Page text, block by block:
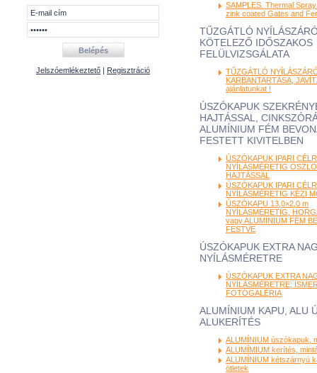
Jelszóemlékeztető | Regisztráció
SAMPLES. Thermal
zink coated Gates and
TŰZGÁTLÓ
KÖTELEZŐ IDŐSZAKOS
FELÜLVIZSGÁLATA
TŰZGÁTLÓ
KARBANTARTÁSA,
ajánlatunkat !
ÚSZÓKAPUK
HAJTÁSSAL,
ALUMÍNIUM FÉM
FESTETT KIVITELBEN
ÚSZÓKAPUK IPARI
NYÍLÁSMÉRETIG
HAJTÁSSAL
ÚSZÓKAPUK IPARI
NYÍLÁSMÉRETIG KÉZI
ÚSZÓKAPU 13,0×2,0 m
NYÍLÁSMÉRETIG,
vagy ALUMÍNIUM FÉM
FESTVE
ÚSZÓKAPUK EXTRA
NYÍLÁSMÉRETRE
ÚSZÓKAPUK EXTRA
NYÍLÁSMÉRETRE;
FOTÓGALÉRIA
ALUMÍNIUM KAPU, ALU
ALUKERÍTÉS
ALUMÍNIUM úszókapuk,
ALUMÍMIUM kerítés,
ALUMÍNIUM kétszárnyú
ötletek